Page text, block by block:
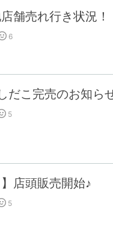
舗売れ行き状況！
6
こ完売のお知ら
5
店頭販売開始♪
5